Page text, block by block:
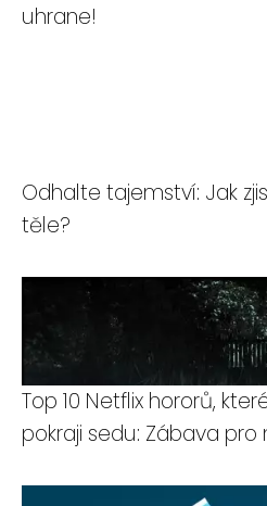
uhrane!
Odhalte tajemství: Jak
těle?
Top 10 Netflix hororů,
pokraji sedu: Zábava